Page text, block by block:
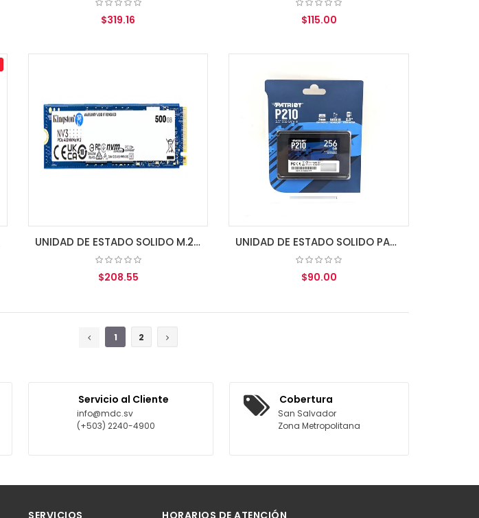
$319.16 $115.00
UNIDAD DE ESTADO SOLIDO M.2. KINGSTON NV3 PCIe 4.0 500GB NVMe 2280
$208.55
UNIDAD DE ESTADO SOLIDO PATRIOT P210 256GB SATA III 2.5"
$90.00
1
2
Servicio al Cliente
info@mdc.sv
(+503) 2240-4900
Cobertura
San Salvador
Zona Metropolitana